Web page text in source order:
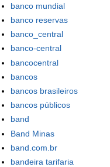
banco mundial
banco reservas
banco_central
banco-central
bancocentral
bancos
bancos brasileiros
bancos públicos
band
Band Minas
band.com.br
bandeira tarifaria